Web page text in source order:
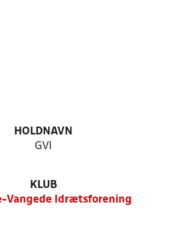
HOLDNAVN
GVI
KLUB
Vangede Idrætsforening